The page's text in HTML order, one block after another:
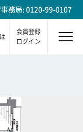
事務局: 0120-99-0107
会員登録
ログイン